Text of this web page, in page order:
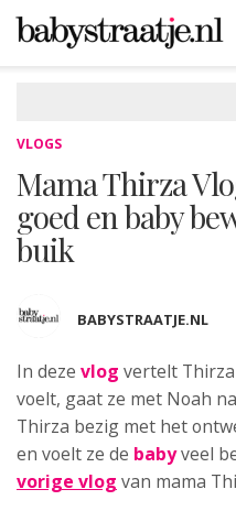
VLOGS
Mama Thirza
goed en baby
buik
BABYSTRAATJE.NL
In deze vlog vertelt
voelt, gaat ze met Noah
Thirza bezig met het
en voelt ze de babyveel
vorige vlog van mama